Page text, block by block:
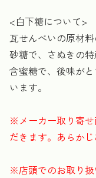
<白下糖について>
瓦せんべいの原材
砂糖で、さぬきの特
含蜜糖で、後味が
います。
※メーカー取り寄
だきます。あらかじ
※店頭でのお取り扱